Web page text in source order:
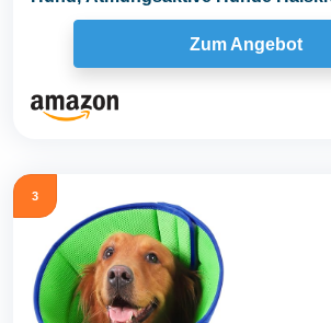
Einstellbarer...
Zum Angebot
3